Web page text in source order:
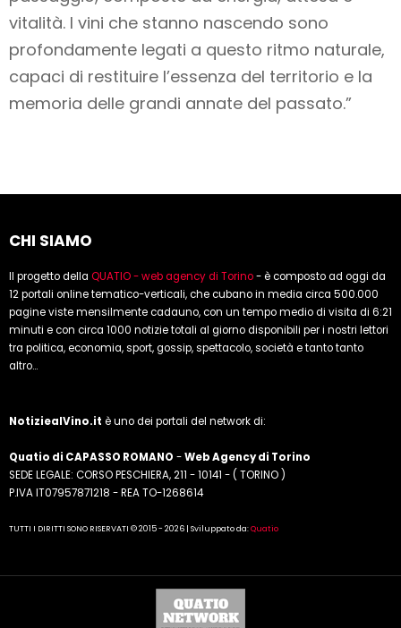
vitalità. I vini che stanno nascendo sono
profondamente legati a questo ritmo naturale,
capaci di restituire l’essenza del territorio e la
memoria delle grandi annate del passato.”
CHI SIAMO
Il progetto della QUATIO - web agency di Torino- è composto ad oggi da
12 portali online tematico-verticali, che cubano in media circa 500.000
pagine viste mensilmente cadauno, con un tempo medio di visita di 6:21
minuti e con circa 1000 notizie totali al giorno disponibili per i nostri lettori
tra politica, economia, sport, gossip, spettacolo, società e tanto tanto
altro...
NotiziealVino.it è uno dei portali del network di:
Quatio di CAPASSO ROMANO -Web Agency di Torino
SEDE LEGALE: CORSO PESCHIERA, 211 - 10141 - ( TORINO )
P.IVA IT07957871218 - REA TO-1268614
TUTTI I DIRITTI SONO RISERVATI © 2015 - 2026 | Sviluppato da:Quatio